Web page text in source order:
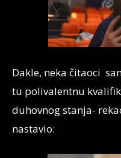
Dakle, neka čitaoci
tu polivalentnu
duhovnog stanja-
nastavio: